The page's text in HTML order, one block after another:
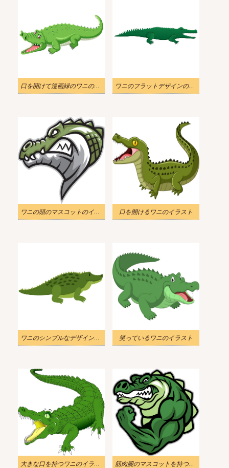
口を開けて漫画緑のワニのイラスト ワニのフラットデザインのイラスト
ワニの頭のマスコットのイラスト 口を開けるワニのイラスト
ワニのシンプルなデザインのイラスト 笑っているワニのイラスト
大きな口を持つワニのイラスト 筋肉腕のマスコットを持つワニのイラスト